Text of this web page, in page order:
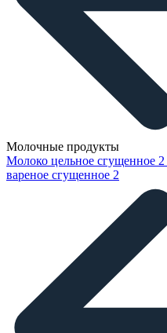
Молочные продукты
Молоко цельное сгущенное 2
вареное сгущенное 2